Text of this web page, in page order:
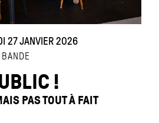
27 JANVIER 2026
!
PAS TOUT À FAIT